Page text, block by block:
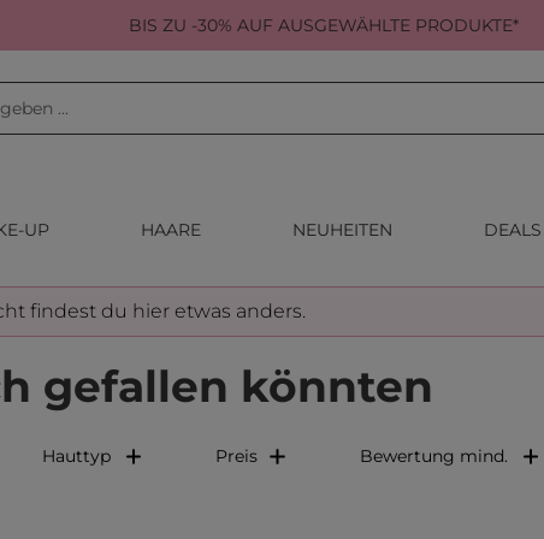
BIS ZU -30% AUF AUSGEWÄHLTE PRODUKTE*
UP HAARE NEUHEITEN DEALS
findest du hier etwas anders.
gefallen könnten
Hauttyp Preis Bewertung mind.